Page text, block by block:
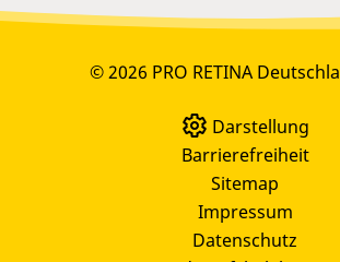
© 2026 PRO RETINA
Darstellung
Barrierefreiheit
Sitemap
Impressum
Datenschutz